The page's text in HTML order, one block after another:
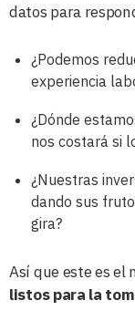
datos para
¿Podemos
experiencia
¿Dónde
nos costará si
¿Nuestras
dando sus
gira?
Así que este es el
listos para la